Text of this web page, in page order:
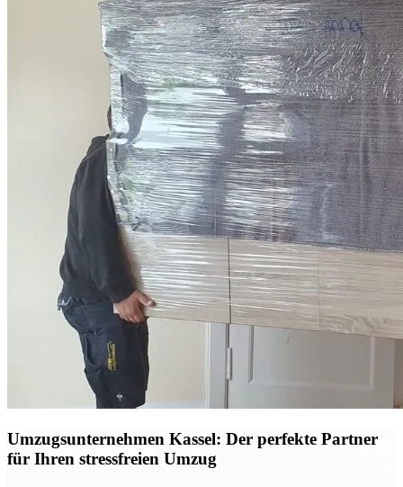
Umzugsunternehmen Kassel: Der perfekte Partner
für Ihren stressfreien Umzug